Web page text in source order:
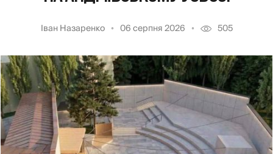
Іван Назаренко 06 серпня 2026 505